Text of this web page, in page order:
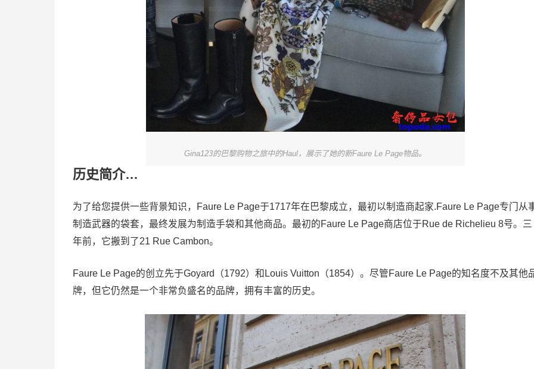
Gina123的巴黎购物之旅中的Haul，展示了她的新Faure Le Page物品。
历史简介…
为了给您提供一些背景知识，Faure Le Page于1717年在巴黎成立，最初以制造商起家.Faure Le Page专门从
制造武器的袋套，最终发展为制造手袋和其他商品。最初的Faure Le Page商店位于Rue de Richelieu 8号。三
年前，它搬到了21 Rue Cambon。
Faure Le Page的创立先于Goyard（1792）和Louis Vuitton（1854）。尽管Faure Le Page的知名度不及其他
牌，但它仍然是一个非常负盛名的品牌，拥有丰富的历史。